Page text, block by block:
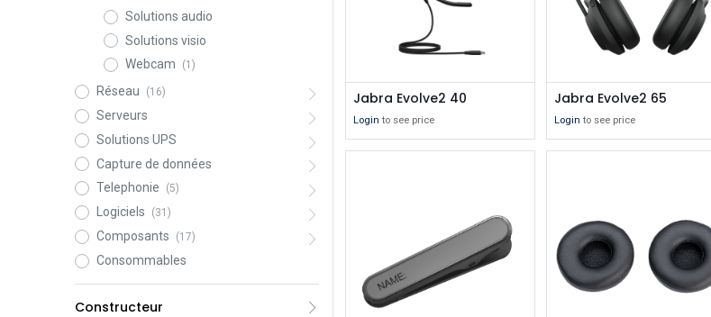
Solutions audio
Solutions visio
Webcam
(1)
Réseau (16)
Serveurs
Solutions UPS
Capture de données
Telephonie
(5)
Logiciels (31)
Composants (17)
Consommables
Constructeur
Jabra Evolve2 40
Login to see price
Jabra Evolve2 65
Login to see price